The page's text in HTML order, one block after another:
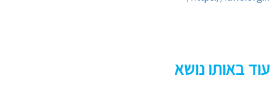
עוד באותו נושא